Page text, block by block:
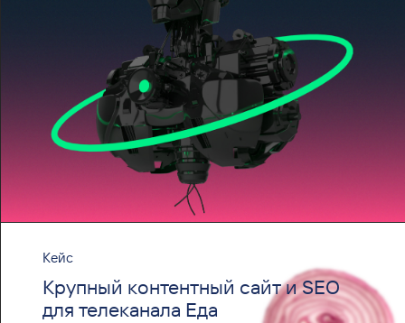
Кейс
Крупный контентный сайт и SEO
для телеканала Еда